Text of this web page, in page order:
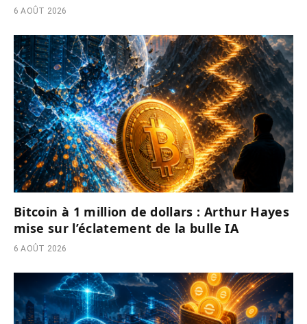
6 AOÛT 2026
Bitcoin à 1 million de dollars : Arthur Hayes
mise sur l’éclatement de la bulle IA
6 AOÛT 2026